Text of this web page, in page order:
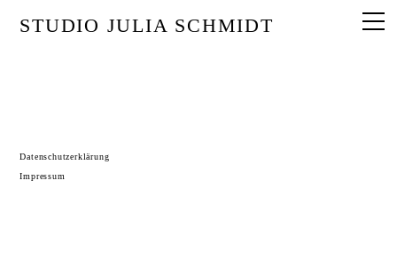
STUDIO JULIA SCHMIDT
Datenschutzerklärung
Impressum